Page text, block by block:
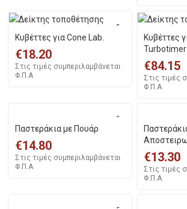
Κυβέττες για Cone Lab.
€18.20
Στις τιμές συμπεριλαμβάνεται
Φ.Π.Α
Κυβέττες
Turbotimer
€84.15
Στις τιμές
Φ.Π.Α
Παστεράκια με Πουάρ
€14.80
Στις τιμές συμπεριλαμβάνεται
Φ.Π.Α
€13.30
Στις τιμές
Φ.Π.Α